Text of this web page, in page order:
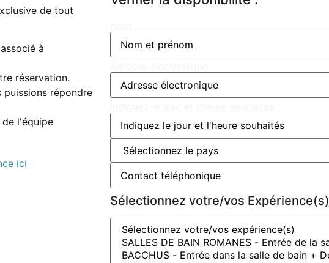
de tout
à
réservation.
puissions répondre
de l'équipe
ici
Sélectionnez votre/vos Expérience(s)